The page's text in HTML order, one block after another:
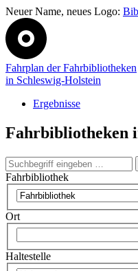
Neuer Name, neues Logo:
Fahrplan der Fahrbibliotheken
in Schleswig-Holstein
Ergebnisse
Fahrbibliotheken
Fahrbibliothek
Ort
Haltestelle